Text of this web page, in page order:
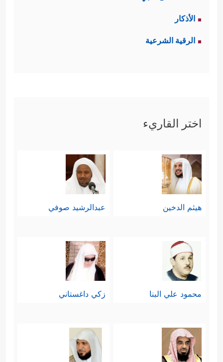
الأذكار
الرقية الشرعية
اختر القاريء
هيثم الدخين عبدالرشيد صوفي
محمود علي البنا زكي داغستاني